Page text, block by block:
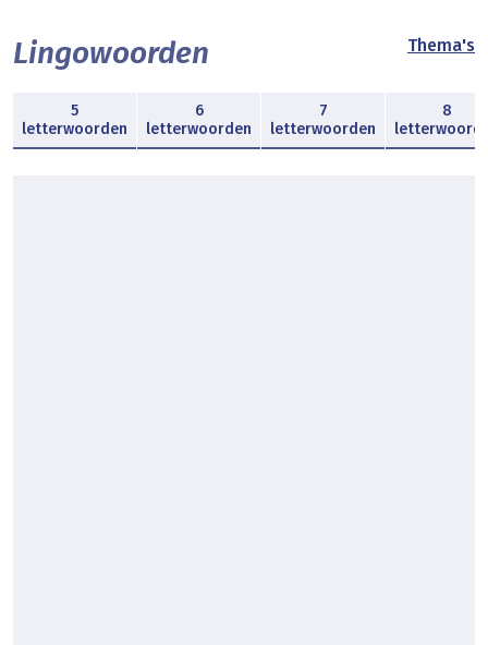
Lingowoorden Thema's
5
letterwoorden
6
letterwoorden
7
letterwoorden
8